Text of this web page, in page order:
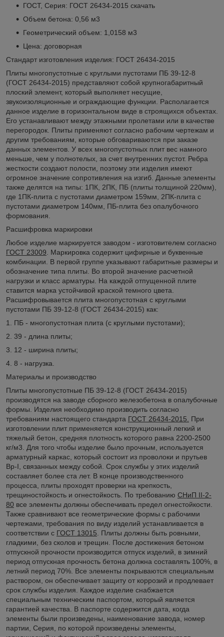
ГОСТ, Серия: ГОСТ 26434-2015 скачать
Объем бетона: 0,56 м3
Геометрический объем: 1,0158 м3
Цена: договорная
Стандарт изготовления изделия: ГОСТ 26434-2015
Плиты многопустотные с круглыми пустотами ПБ 39-12-8
(ГОСТ 26434-2015) представляют собой крупногабаритный
плоский элемент, который выполняет несущие,
звукоизоляционные и ограждающие функции. Располагается
данное изделие в горизонтальном виде в строящихся объектах.
Его устанавливают между этажными пролетами или в качестве
перегородок. Плиты применяют согласно рабочим чертежам и
другим требованиям, которые обговариваются при заказе
данных элементов. У всех многопустотных плит вес намного
меньше, чем у полнотелых, за счет внутренних пустот. Ребра
жесткости создают полости, поэтому эти изделия имеют
огромное значение сопротивления на изгиб. Данные элементы
также делятся на типы: 1ПК, 2ПК, ПБ (плиты толщиной 220мм),
где 1ПК-плита с пустотами диаметром 159мм, 2ПК-плита с
пустотами диаметром 140мм, ПБ-плита без опалубочного
формования.
Расшифровка маркировки
Любое изделие маркируется заводом - изготовителем согласно
ГОСТ 23009. Маркировка содержит цифирные и буквенные
комбинации. В первой группе указывают габаритные размеры и
обозначение типа плиты. Во второй значение расчетной
нагрузки и класс арматуры. На каждой отпущенной плите
ставится марка устойчивой краской темного цвета.
Расшифровывается плита многопустотная с круглыми
пустотами ПБ 39-12-8 (ГОСТ 26434-2015) как:
1. ПБ - многопустотная плита (с круглыми пустотами);
2. 39 - длина плиты;
3. 12 - ширина плиты;
4. 8 - нагрузка.
Материалы и производство
Плиты многопустотные ПБ 39-12-8 (ГОСТ 26434-2015)
производятся на заводе сборного железобетона в опалубочные
формы. Изделия необходимо производить согласно
требованиям настоящего стандарта ГОСТ 26434-2015. При
изготовлении плит применяется конструкционный легкий и
тяжелый бетон, средняя плотность которого равна 2200-2500
кг/м3. Для того чтобы изделие было прочным, используется
арматурный каркас, который состоит из проволоки и прутьев
Вр-I, связанных между собой. Срок службы у этих изделий
составляет более ста лет. В конце производственного
процесса, плиты проходят проверки на крепкость,
трещиностойкость и огнестойкость. По требованию СНиП II-2-
80 все элементы должны обеспечивать предел огнестойкости.
Также сравнивают все геометрические формы с рабочими
чертежами, требования по виду изделий устанавливается в
соответствии с ГОСТ 13015. Плиты должны быть ровными,
гладкими, без сколов и трещин. После достижения бетоном
отпускной прочности производится отпуск изделий, в зимний
период отпускная прочность бетона должна составлять 100%, в
летний период 70%. Все элементы покрываются специальным
раствором, он обеспечивает защиту от коррозий и продлевает
срок службы изделия. Каждое изделие снабжается
специальным техническим паспортом, который является
гарантией качества. В паспорте содержится дата, когда
элементы были произведены, наименование завода, номер
партии, Серия, по которой произведены элементы,